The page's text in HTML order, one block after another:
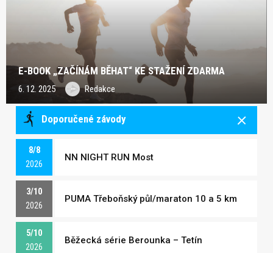
E-BOOK „ZAČÍNÁM BĚHAT“ KE STAŽENÍ ZDARMA
6. 12. 2025 Redakce
Doporučené závody
8/8
2026
NN NIGHT RUN Most
3/10
2026
PUMA Třeboňský půl/maraton 10 a 5 km
5/10
2026
Běžecká série Berounka – Tetín